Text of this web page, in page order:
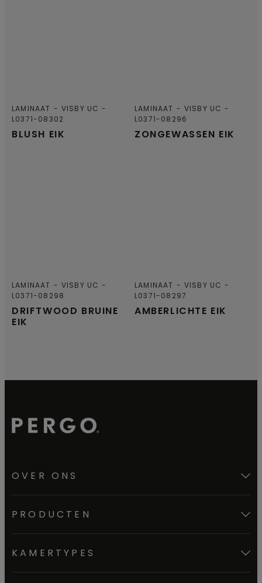
BLUSH EIK
LAMINAAT
VISBY UC
L0371-08302
ZONGEWASSEN EIK
LAMINAAT
VISBY UC
L0371-08296
DRIFTWOOD BRUINE
EIK
LAMINAAT
VISBY UC
L0371-08298
AMBERLICHTE EIK
LAMINAAT
VISBY UC
L0371-08297
OVER ONS
PRODUCTEN
KAMERTYPES